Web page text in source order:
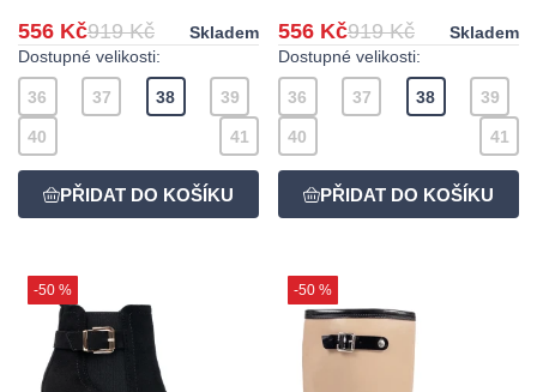
556 Kč919 Kč
Skladem
Dostupné velikosti:
36 37 38 39
40 41
556 Kč919 Kč
Skladem
Dostupné velikosti:
36 37 38 39
40 41
-50 % -50 %